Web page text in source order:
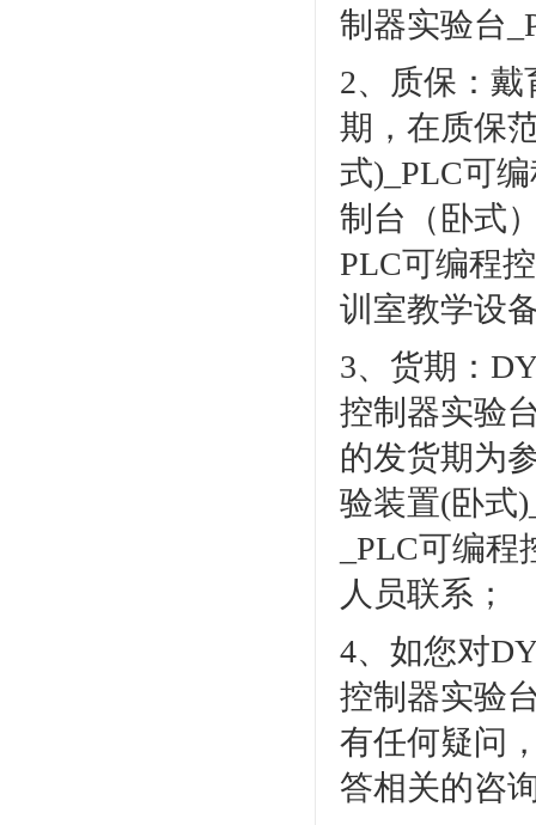
制器实验台
2、质保：
期，在质保
式)_PLC可
制台（卧式
PLC可编程
训室教学设
3、货期：
控制器实验
的发货期为
验装置(卧式
_PLC可编
人员联系；
4、如您对
控制器实验
有任何疑问
答相关的咨